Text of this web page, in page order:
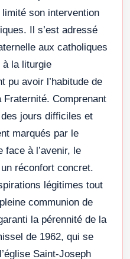
limité son intervention
Il s’est adressé
aux catholiques
la liturgie
pu avoir l’habitude de
Comprenant
jours difficiles et
marqués par le
face à l’avenir, le
réconfort concret.
légitimes tout
communion de
la pérennité de la
de 1962, qui se
Saint-Joseph